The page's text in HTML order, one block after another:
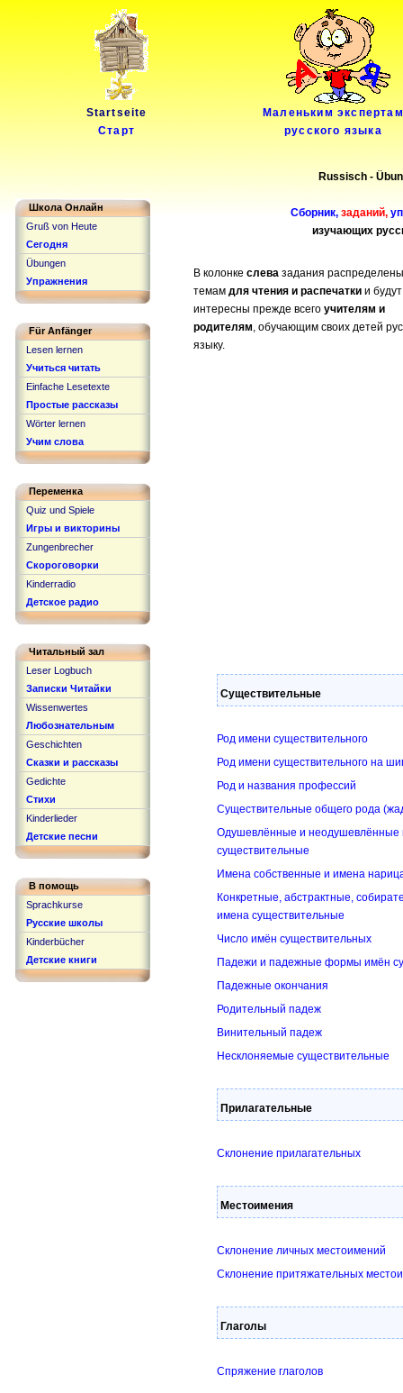
Startseite
Старт
Маленьким экспертам
русского языка
Russisch -
Сборник, заданий,
изучающих
В колонке слева задания
темам для чтения и распечатки и будут
интересны прежде всего учителям и
родителям, обучающим своих детей
языку.
Существительные
Род имени существительного
Род имени существительного на
Род и названия профессий
Существительные общего рода
Одушевлённые и неодушевлённые
существительные
Имена собственные и имена
Конкретные, абстрактные,
имена существительные
Число имён существительных
Падежи и падежные формы имён
Падежные окончания
Родительный падеж
Винительный падеж
Несклоняемые существительные
Прилагательные
Склонение прилагательных
Местоимения
Склонение личных местоимений
Склонение притяжательных
Глаголы
Спряжение глаголов
Школа Онлайн
Gruß von Heute
Сегодня
Übungen
Упражнения
Für Anfänger
Lesen lernen
Учиться читать
Einfache Lesetexte
Простые рассказы
Wörter lernen
Учим слова
Переменка
Quiz und Spiele
Игры и викторины
Zungenbrecher
Скороговорки
Kinderradio
Детское радио
Читальный зал
Leser Logbuch
Записки Читайки
Wissenwertes
Любознательным
Geschichten
Сказки и рассказы
Gedichte
Стихи
Kinderlieder
Детские песни
В помощь
Sprachkurse
Русские школы
Kinderbücher
Детские книги